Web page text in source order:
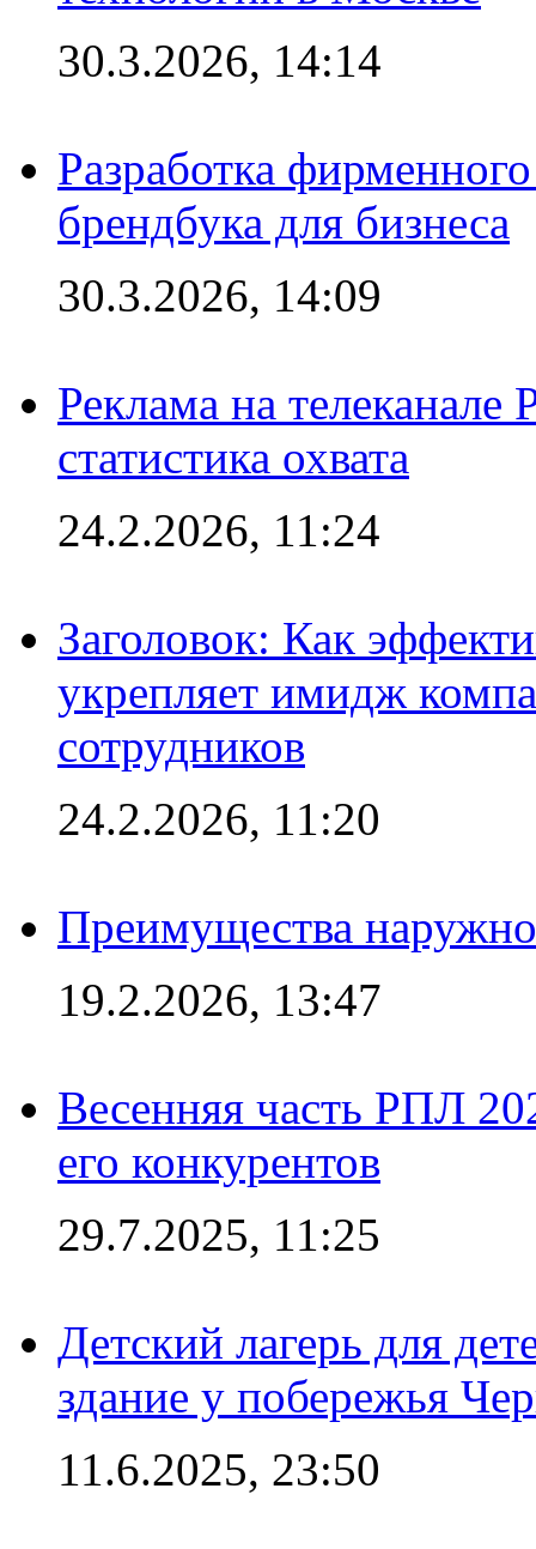
30.3.2026, 14:14
Разработка
брендбука для бизнеса
30.3.2026, 14:09
Реклама на
статистика охвата
24.2.2026, 11:24
Заголовок: Как
укрепляет имидж
сотрудников
24.2.2026, 11:20
Преимущества
19.2.2026, 13:47
Весенняя часть РПЛ
его конкурентов
29.7.2025, 11:25
Детский лагерь для
здание у побережья
11.6.2025, 23:50